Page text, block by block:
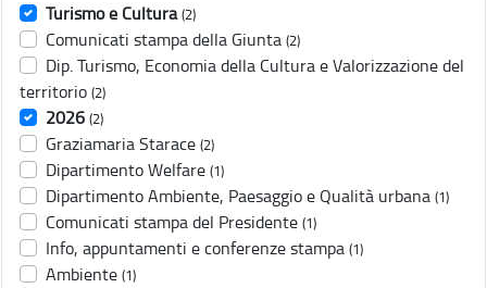
Turismo e Cultura (2)
Comunicati stampa della Giunta (2)
Dip. Turismo, Economia della Cultura e Valorizzazione del
territorio (2)
2026 (2)
Graziamaria Starace (2)
Dipartimento Welfare (1)
Dipartimento Ambiente, Paesaggio e Qualità urbana (1)
Comunicati stampa del Presidente (1)
Info, appuntamenti e conferenze stampa (1)
Ambiente (1)